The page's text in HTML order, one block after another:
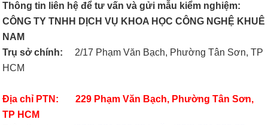
Thông tin liên hệ để tư vấn và gửi mẫu kiểm nghiệm:
CÔNG TY TNHH DỊCH VỤ KHOA HỌC CÔNG NGHỆ KHUÊ
NAM
Trụ sở chính: 2/17 Phạm Văn Bạch, Phường Tân Sơn, TP
HCM
Địa chỉ PTN: 229 Phạm Văn Bạch, Phường Tân Sơn,
TP HCM